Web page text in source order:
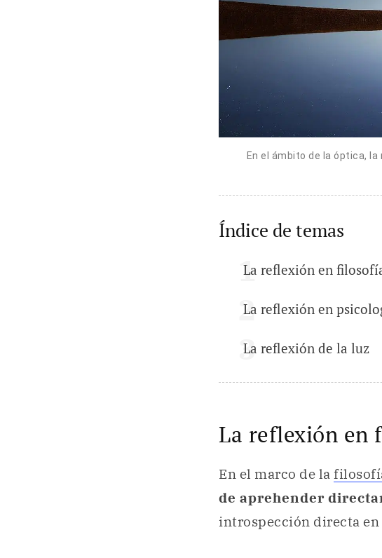
En el ámbito de la óptica,
Índice de temas
La reflexión en
La reflexión en
La reflexión de la luz
La reflexión en
En el marco de la
de aprehender
introspección directa